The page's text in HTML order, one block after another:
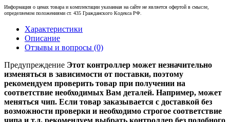
Информация о ценах товара и комплектации указанная на сайте не является офертой в смысле,
определяемом положениями ст. 435 Гражданского Кодекса РФ.
Характеристики
Описание
Отзывы и вопросы (0)
Предупреждение Этот контроллер может незначительно
изменяться в зависимости от поставки, поэтому
рекомендуем проверить товар при получении на
соответствие необходимых Вам деталей. Например, может
меняться чип. Если товар заказывается с доставкой без
возможности проверки и необходимо строгое соответствие
чипа и т.д. рекомендуем выбрать контроллер без подобного